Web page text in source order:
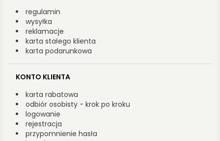
regulamin
wysyłka
reklamacje
karta stałego klienta
karta podarunkowa
KONTO KLIENTA
karta rabatowa
odbiór osobisty - krok po kroku
logowanie
rejestracja
przypomnienie hasła